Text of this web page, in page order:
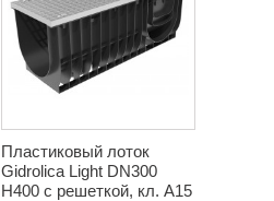
Пластиковый лоток
Gidrolica Light DN300
Н400 с решеткой, кл. A15